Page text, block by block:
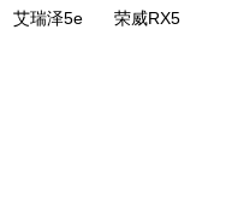
艾瑞泽5e 荣威RX5